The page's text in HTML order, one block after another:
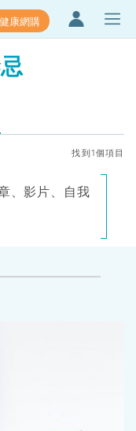
健康網購
找到1個項目
、影片、自我